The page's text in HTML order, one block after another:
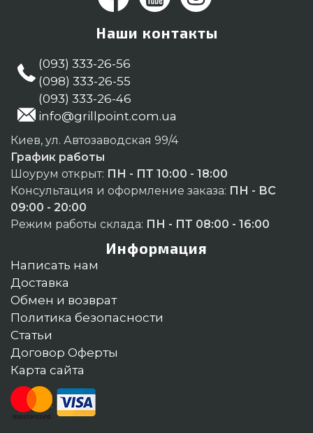
Наши контакты
(093) 333-26-56
(098) 333-26-55
(093) 333-26-46
info@grillpoint.com.ua
Киев, ул. Автозаводская 99/4
График работы
Шоурум открыт: ПН - ПТ 10:00 - 18:00
Консультация и оформление заказа: ПН - ВС
09:00 - 20:00
Режим работы склада: ПН - ПТ 08:00 - 16:00
Информация
Написать нам
Доставка
Обмен и возврат
Политика безопасности
Статьи
Договор Оферты
Карта сайта